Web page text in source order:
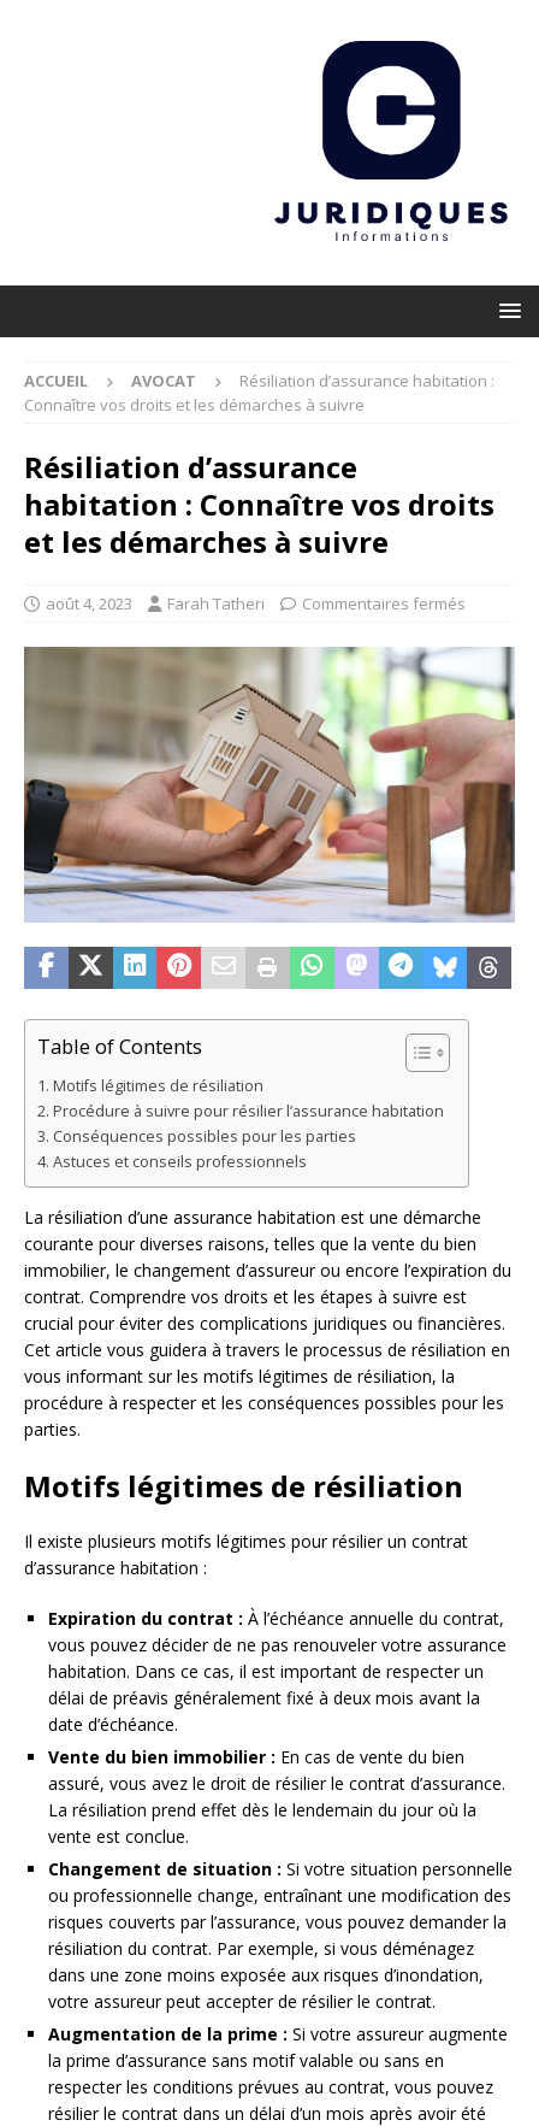
ACCUEIL AVOCAT
Résiliation d’assurance habitation :
Connaître vos droits et les démarches à suivre
Résiliation d’assurance
habitation : Connaître vos droits
et les démarches à suivre
août 4, 2023 Farah Tatheri Commentaires fermés
Table of Contents
Motifs légitimes de résiliation
Procédure à suivre pour résilier l’assurance habitation
Conséquences possibles pour les parties
Astuces et conseils professionnels
La résiliation d’une assurance habitation est une démarche
courante pour diverses raisons, telles que la vente du bien
immobilier, le changement d’assureur ou encore l’expiration du
contrat. Comprendre vos droits et les étapes à suivre est
crucial pour éviter des complications juridiques ou financières.
Cet article vous guidera à travers le processus de résiliation en
vous informant sur les motifs légitimes de résiliation, la
procédure à respecter et les conséquences possibles pour les
parties.
Motifs légitimes de résiliation
Il existe plusieurs motifs légitimes pour résilier un contrat
d’assurance habitation :
Expiration du contrat : À l’échéance annuelle du contrat,
vous pouvez décider de ne pas renouveler votre assurance
habitation. Dans ce cas, il est important de respecter un
délai de préavis généralement fixé à deux mois avant la
date d’échéance.
Vente du bien immobilier : En cas de vente du bien
assuré, vous avez le droit de résilier le contrat d’assurance.
La résiliation prend effet dès le lendemain du jour où la
vente est conclue.
Changement de situation : Si votre situation personnelle
ou professionnelle change, entraînant une modification des
risques couverts par l’assurance, vous pouvez demander la
résiliation du contrat. Par exemple, si vous déménagez
dans une zone moins exposée aux risques d’inondation,
votre assureur peut accepter de résilier le contrat.
Augmentation de la prime : Si votre assureur augmente
la prime d’assurance sans motif valable ou sans en
respecter les conditions prévues au contrat, vous pouvez
résilier le contrat dans un délai d’un mois après avoir été